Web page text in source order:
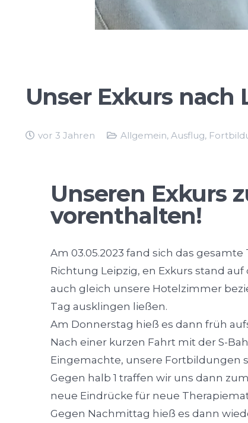
Unser Exkurs nach
vor 3 Jahren Allgemein,Ausflug,
Unseren Exkurs
vorenthalten!
Am 03.05.2023 fand sich das
Richtung Leipzig, en Exkurs stand
auch gleich unsere Hotelzimmer
Tag ausklingen ließen.
Am Donnerstag hieß es dann früh
Nach einer kurzen Fahrt mit der S-
Eingemachte, unsere Fortbildungen
Gegen halb 1 traffen wir uns dann
neue Eindrücke für neue
Gegen Nachmittag hieß es dann